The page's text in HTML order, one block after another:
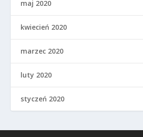
maj 2020
kwiecień 2020
marzec 2020
luty 2020
styczeń 2020